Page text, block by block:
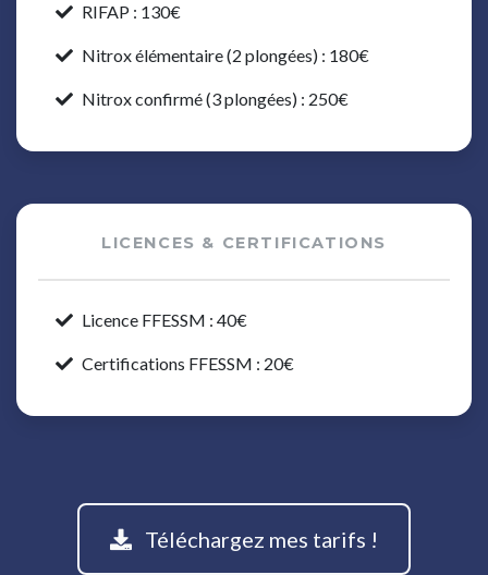
RIFAP : 130€
Nitrox élémentaire (2 plongées) : 180€
Nitrox confirmé (3 plongées) : 250€
LICENCES & CERTIFICATIONS
Licence FFESSM : 40€
Certifications FFESSM : 20€
Téléchargez mes tarifs !